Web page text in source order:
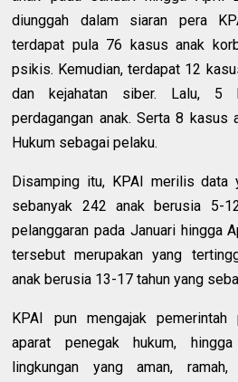
diunggah dalam siaran pera
terdapat pula 76 kasus anak
psikis. Kemudian, terdapat 12
dan kejahatan siber. Lalu, 5
perdagangan anak. Serta 8 kasus
Hukum sebagai pelaku.
Disamping itu, KPAI merilis data
sebanyak 242 anak berusia 5-
pelanggaran pada Januari hingga
tersebut merupakan yang
anak berusia 13-17 tahun yang
KPAI pun mengajak pemerintah
aparat penegak hukum,
lingkungan yang aman,